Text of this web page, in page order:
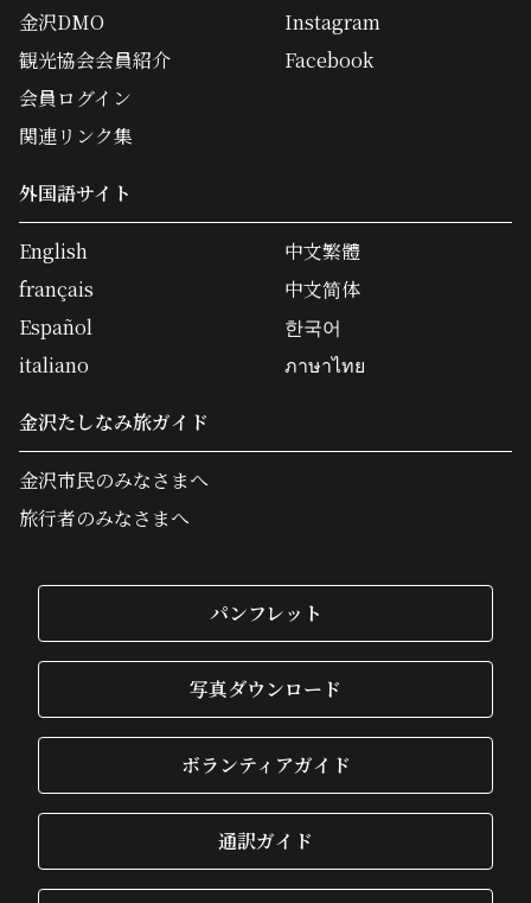
金沢DMO
観光協会会員紹介
会員ログイン
関連リンク集
Instagram
Facebook
外国語サイト
English
français
Español
italiano
中文繁體
中文简体
한국어
ภาษาไทย
金沢たしなみ旅ガイド
金沢市民のみなさまへ
旅行者のみなさまへ
パンフレット
写真ダウンロード
ボランティアガイド
通訳ガイド